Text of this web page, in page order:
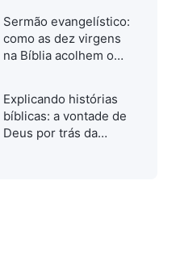
Deus
Sermão evangelístico:
como as dez virgens
na Bíblia acolhem o
Explicando histórias
bíblicas: a vontade de
Deus por trás da